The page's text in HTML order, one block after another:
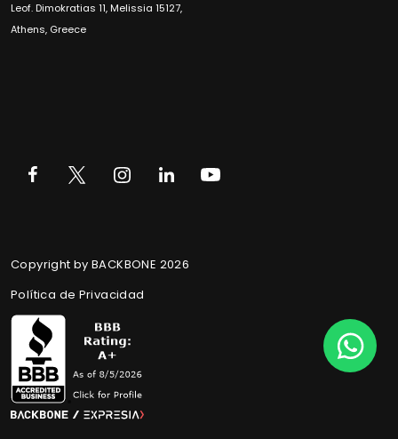
Leof. Dimokratias 11, Melissia 15127,
Athens, Greece
Copyright by BACKBONE 2026
Política de Privacidad